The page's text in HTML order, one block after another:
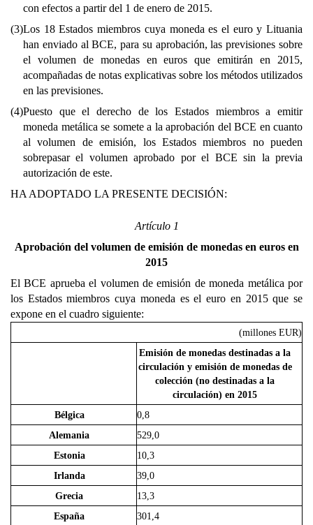
con efectos a partir del 1 de enero de 2015.
(3)Los 18 Estados miembros cuya moneda es el euro y Lituania
han enviado al BCE, para su aprobación, las previsiones sobre
el volumen de monedas en euros que emitirán en 2015,
acompañadas de notas explicativas sobre los métodos utilizados
en las previsiones.
(4)Puesto que el derecho de los Estados miembros a emitir
moneda metálica se somete a la aprobación del BCE en cuanto
al volumen de emisión, los Estados miembros no pueden
sobrepasar el volumen aprobado por el BCE sin la previa
autorización de este.
HA ADOPTADO LA PRESENTE DECISIÓN:
Artículo 1
Aprobación del volumen de emisión de monedas en euros en
2015
El BCE aprueba el volumen de emisión de moneda metálica por
los Estados miembros cuya moneda es el euro en 2015 que se
expone en el cuadro siguiente:
(millones EUR)
Emisión de monedas destinadas a la
circulación y emisión de monedas de
colección (no destinadas a la
circulación) en 2015
Bélgica
0,8
Alemania
529,0
Estonia
10,3
Irlanda
39,0
Grecia
13,3
España
301,4